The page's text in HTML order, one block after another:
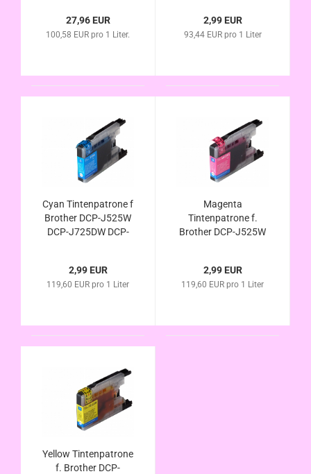
J625DW MFC-
J6510DW MFC-
J825DW Kompatibel
27,96 EUR
100,58 EUR pro 1 Liter.
J5910DW MFC-
J625DW MFC-
6910DW MFC-
2,99 EUR
93,44 EUR pro 1 Liter
Cyan Tintenpatrone f
Brother DCP-J525W
DCP-J725DW DCP-
J625DW MFC-
J6510DW MFC-
J825DW Kompatibel
2,99 EUR
119,60 EUR pro 1 Liter
Magenta
Tintenpatrone f.
Brother DCP-J525W
MFC-J5910DW MFC-
J625DW MFC-
6910DW MFC-
2,99 EUR
119,60 EUR pro 1 Liter
Yellow Tintenpatrone
f. Brother DCP-